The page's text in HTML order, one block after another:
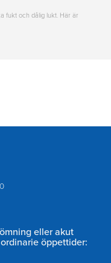
fukt och dålig lukt. Här är
eller akut
öppettider: